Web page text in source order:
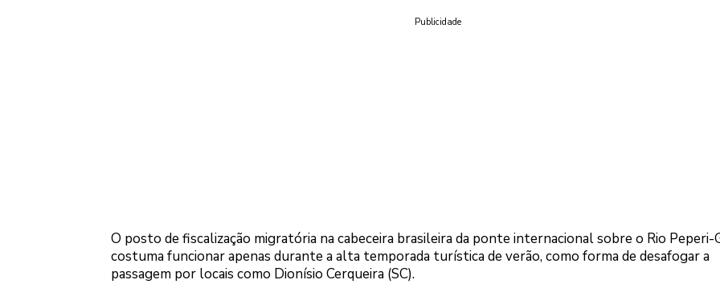
Publicidade
O posto de fiscalização migratória na cabeceira brasileira da ponte internacional sobre o Rio Peperi-
costuma funcionar apenas durante a alta temporada turística de verão, como forma de desafogar a
passagem por locais como Dionísio Cerqueira (SC).